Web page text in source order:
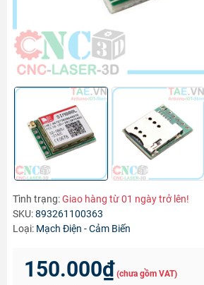
Tình trạng:Giao hàng từ 01 ngày trở lên!
SKU:893261100363
Loại: Mạch Điện - Cảm Biến
150.000₫ (chưa gồm VAT)